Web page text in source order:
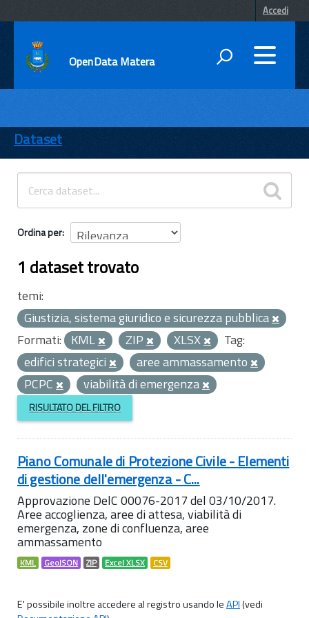
Accedi
OpenData Matera
ENTI
TEMI
INFORMAZIONI
Dataset
Ordina per
1 dataset trovato
temi:
Giustizia, sistema giuridico e sicurezza pubblica
Formati: KML ZIP XLSX
Tag:
edifici strategici
aree ammassamento
PCPC
viabilità di emergenza
RISULTATO DEL FILTRO
Piano Comunale di Protezione Civile - Elementi
di gestione dell'emergenza - C...
Approvazione DelC 00076-2017 del 03/10/2017.
Aree accoglienza, aree di attesa, viabilità di
emergenza, zone di confluenza, aree
ammassamento
KML GeoJSON ZIP Excel XLSX CSV
E' possibile inoltre accedere al registro usando leAPI(vedi